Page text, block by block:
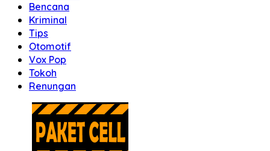
Bencana
Kriminal
Tips
Otomotif
Vox Pop
Tokoh
Renungan